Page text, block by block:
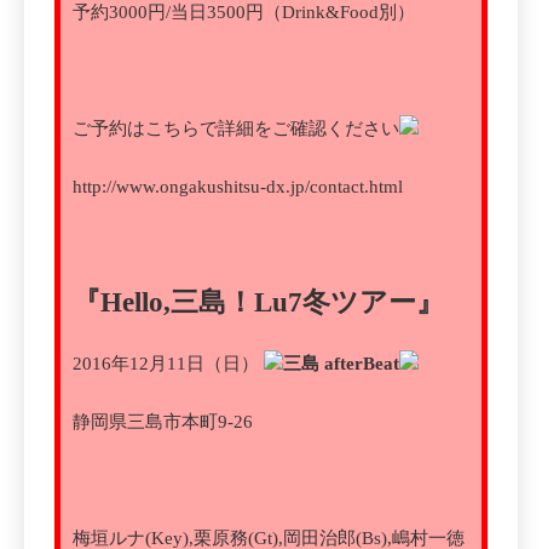
予約3000円/当日3500円（Drink&Food別）
ご予約はこちらで詳細をご確認ください
http://www.ongakushitsu-dx.jp/contact.html
『Hello,三島！Lu7冬ツアー』
2016年12月11日（日） 三島 afterBeat
静岡県三島市本町9-26
梅垣ルナ(Key),栗原務(Gt),岡田治郎(Bs),嶋村一徳